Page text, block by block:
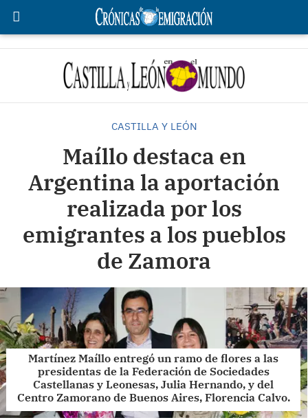
CASTILLA Y LEÓN
Maíllo destaca en
Argentina la aportación
realizada por los
emigrantes a los pueblos
de Zamora
Martínez Maíllo entregó un ramo de flores a las
presidentas de la Federación de Sociedades
Castellanas y Leonesas, Julia Hernando, y del
Centro Zamorano de Buenos Aires, Florencia Calvo.